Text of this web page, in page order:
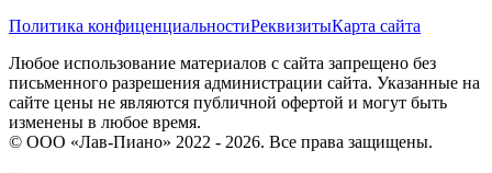
Политика конфиценциальностиРеквизитыКарта сайта
Любое использование материалов с сайта запрещено без
письменного разрешения администрации сайта. Указанные на
сайте цены не являются публичной офертой и могут быть
изменены в любое время.
© ООО «Лав-Пиано» 2022 - 2026. Все права защищены.